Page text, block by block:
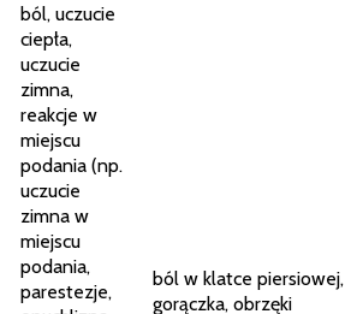
ból, uczucie
ciepła,
uczucie
zimna,
reakcje w
miejscu
podania (np.
uczucie
zimna w
miejscu
podania,
parestezje,
ból w klatce piersiowej,
gorączka, obrzęki